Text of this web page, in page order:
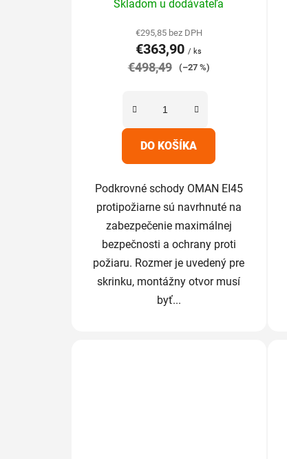
hodnotenie
produktu
je
5,0
Skladom u dodávateľa
€295,85 bez DPH
€363,90/ ks
€498,49 (–27 %)
DO KOŠÍKA
Podkrovné schody OMAN EI45
protipožiarne sú navrhnuté na
zabezpečenie maximálnej
bezpečnosti a ochrany proti
požiaru. Rozmer je uvedený pre
skrinku, montážny otvor musí
byť...